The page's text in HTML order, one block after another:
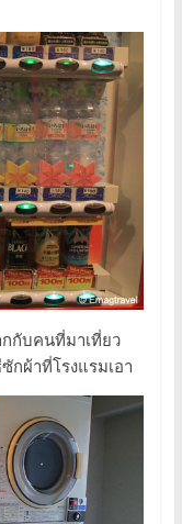
กกับคนที่มาเที่ยว
กผ้าที่โรงแรมเอา